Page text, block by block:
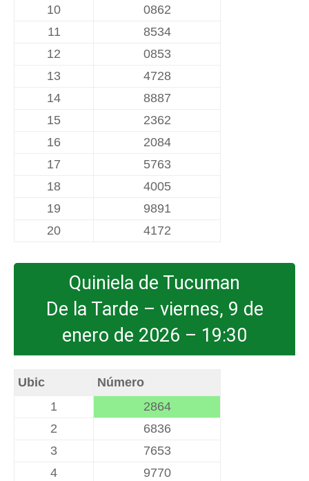
10
0862
11
8534
12
0853
13
4728
14
8887
15
2362
16
2084
17
5763
18
4005
19
9891
20
4172
Quiniela de Tucuman
De la Tarde – viernes, 9 de
enero de 2026 – 19:30
Ubic
Número
1
2864
2
6836
3
7653
4
9770